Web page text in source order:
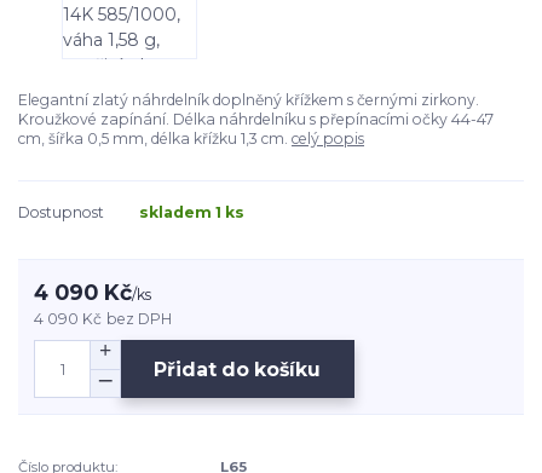
Elegantní zlatý náhrdelník doplněný křížkem s černými zirkony.
Kroužkové zapínání. Délka náhrdelníku s přepínacími očky 44-47
cm, šířka 0,5 mm, délka křížku 1,3 cm. celý popis
Dostupnost skladem 1 ks
4 090 Kč/ks
4 090 Kč bez DPH
Přidat do košíku
Číslo produktu:
L65